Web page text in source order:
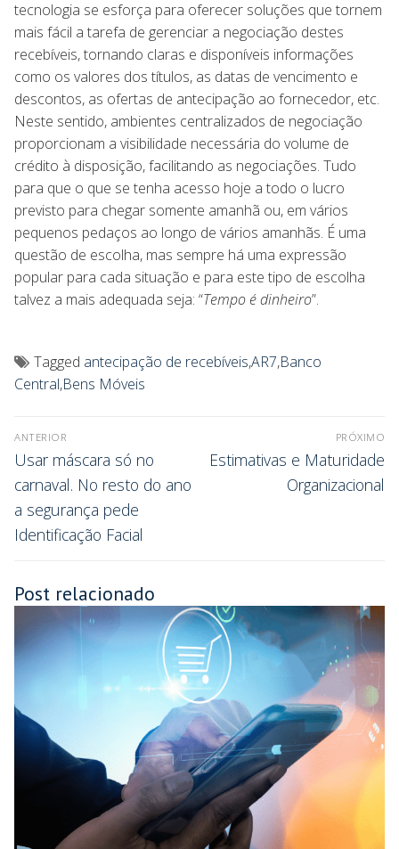
tecnologia se esforça para oferecer soluções que tornem
mais fácil a tarefa de gerenciar a negociação destes
recebíveis, tornando claras e disponíveis informações
como os valores dos títulos, as datas de vencimento e
descontos, as ofertas de antecipação ao fornecedor, etc.
Neste sentido, ambientes centralizados de negociação
proporcionam a visibilidade necessária do volume de
crédito à disposição, facilitando as negociações. Tudo
para que o que se tenha acesso hoje a todo o lucro
previsto para chegar somente amanhã ou, em vários
pequenos pedaços ao longo de vários amanhãs. É uma
questão de escolha, mas sempre há uma expressão
popular para cada situação e para este tipo de escolha
talvez a mais adequada seja: “Tempo é dinheiro”.
Tagged antecipação de recebíveis,AR7,Banco
Central,Bens Móveis
ANTERIOR
Usar máscara só no
carnaval. No resto do ano
a segurança pede
Identificação Facial
PRÓXIMO
Estimativas e Maturidade
Organizacional
Post relacionado